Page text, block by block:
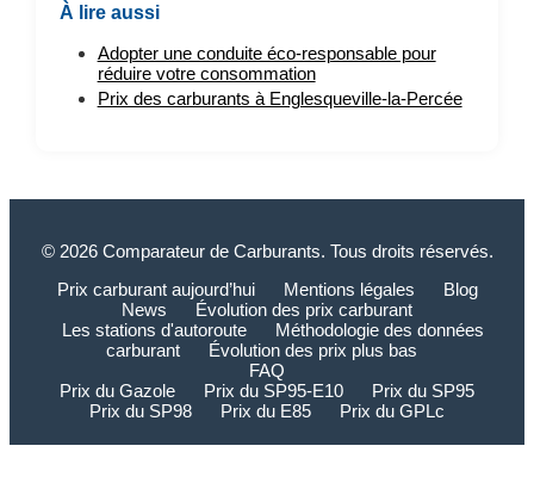
À lire aussi
Adopter une conduite éco-responsable pour
réduire votre consommation
Prix des carburants à Englesqueville-la-Percée
© 2026 Comparateur de Carburants. Tous droits réservés.
Prix carburant aujourd’hui
Mentions légales
Blog
News
Évolution des prix carburant
Les stations d'autoroute
Méthodologie des données
carburant
Évolution des prix plus bas
FAQ
Prix du Gazole
Prix du SP95-E10
Prix du SP95
Prix du SP98
Prix du E85 Prix du GPLc